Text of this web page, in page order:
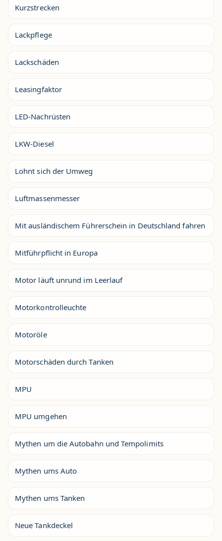
Kurzstrecken
Lackpflege
Lackschäden
Leasingfaktor
LED-Nachrüsten
LKW-Diesel
Lohnt sich der Umweg
Luftmassenmesser
Mit ausländischem Führerschein in Deutschland fahren
Mitführpflicht in Europa
Motor läuft unrund im Leerlauf
Motorkontrolleuchte
Motoröle
Motorschäden durch Tanken
MPU
MPU umgehen
Mythen um die Autobahn und Tempolimits
Mythen ums Auto
Mythen ums Tanken
Neue Tankdeckel